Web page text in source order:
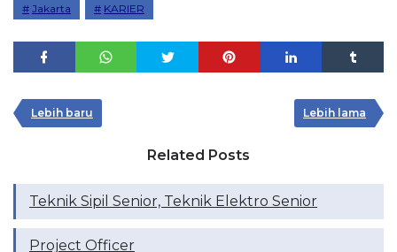
Jakarta KARIER
Lebih baru Lebih lama
Related Posts
Teknik Sipil Senior, Teknik Elektro Senior
Project Officer